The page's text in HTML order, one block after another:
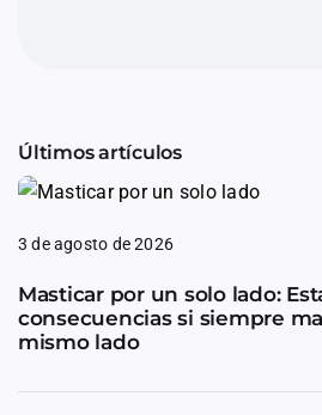
Últimos artículos
3 de agosto de 2026
Masticar por un solo lado:
consecuencias si siempre
mismo lado